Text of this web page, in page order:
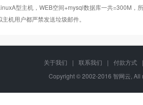
型主机，WEB空间+mysql数据库一共=300M，
机用户都严禁发送垃圾邮件。
关于我们 | 联系我们 | 付款方式
|
Copyright © 2002-2016 智网云,